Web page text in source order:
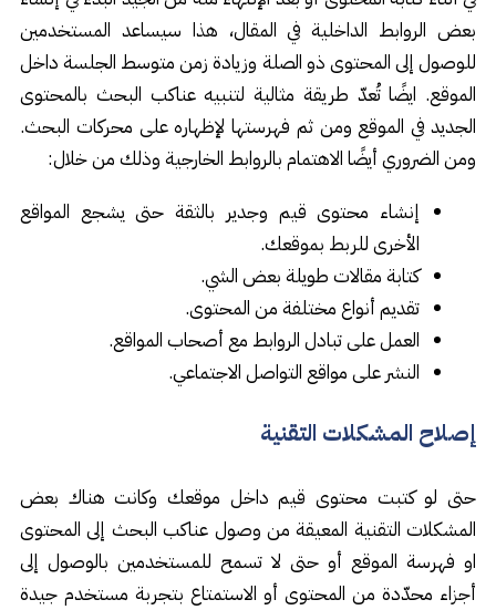
بعض الروابط الداخلية في المقال، هذا سيساعد المستخدمين
للوصول إلى المحتوى ذو الصلة وزيادة زمن متوسط الجلسة داخل
الموقع. ايضًا تُعدّ طريقة مثالية لتنبيه عناكب البحث بالمحتوى
الجديد في الموقع ومن ثم فهرستها لإظهاره على محركات البحث.
ومن الضروري أيضًا الاهتمام بالروابط الخارجية وذلك من خلال:
إنشاء محتوى قيم وجدير بالثقة حتى يشجع المواقع
الأخرى للربط بموقعك.
كتابة مقالات طويلة بعض الشي.
تقديم أنواع مختلفة من المحتوى.
العمل على تبادل الروابط مع أصحاب المواقع.
النشر على مواقع التواصل الاجتماعي.
إصلاح المشكلات التقنية
حتى لو كتبت محتوى قيم داخل موقعك وكانت هناك بعض
المشكلات التقنية المعيقة من وصول عناكب البحث إلى المحتوى
او فهرسة الموقع أو حتى لا تسمح للمستخدمين بالوصول إلى
أجزاء محدّدة من المحتوى أو الاستمتاع بتجربة مستخدم جيدة